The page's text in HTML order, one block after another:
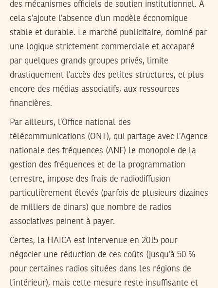
des mécanismes officiels de soutien institutionnel. À
cela s’ajoute l’absence d’un modèle économique
stable et durable. Le marché publicitaire, dominé par
une logique strictement commerciale et accaparé
par quelques grands groupes privés, limite
drastiquement l’accès des petites structures, et plus
encore des médias associatifs, aux ressources
financières.
Par ailleurs, l’Office national des
télécommunications (ONT), qui partage avec l’Agence
nationale des fréquences (ANF) le monopole de la
gestion des fréquences et de la programmation
terrestre, impose des frais de radiodiffusion
particulièrement élevés (parfois de plusieurs dizaines
de milliers de dinars) que nombre de radios
associatives peinent à payer.
Certes, la HAICA est intervenue en 2015 pour
négocier une réduction de ces coûts (jusqu’à 50 %
pour certaines radios situées dans les régions de
l’intérieur), mais cette mesure reste insuffisante et